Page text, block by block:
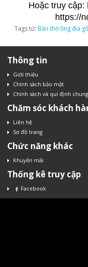
Hoặc truy cập:
https://
Tags từ: Bàn thờ ông địa
Thông tin
Giới thiệu
Chính sách bảo mật
Chính sách và qui định chung
Chăm sóc khách
Liên hệ
Sơ đồ trang
Chức năng khác
Khuyến mãi
Thống kê truy cập
Facebook